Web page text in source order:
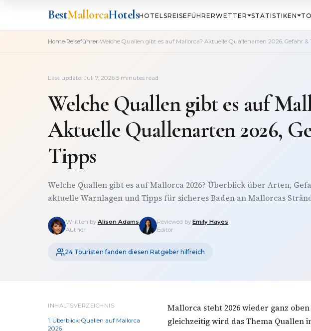
BestMallorcaHotelsHOTELSREISEFÜHRERWETTER STATISTIKEN
Home›Reiseführer›Welche Quallen gibt es auf Mallorca? Aktuelle Quallenarten 2026, Gefahr &
Last update: Juli 7, 2026·5 minutes read
Welche Quallen gibt es auf
Aktuelle Quallenarten 2026,
Tipps
Welche Quallen gibt es auf Mallorca 2026? Überblick über Arten,
aktuelle Warnlagen und Tipps für sicheres Baden an Mallorcas
Written by Alison Adams
Author
Reviewed by Emily Hayes
Editor
24 Touristen fanden diesen Ratgeber hilfreich
INHALTSVERZEICHNIS
1. Überblick: Quallen auf Mallorca
2026
Mallorca steht 2026 wieder ganz
gleichzeitig wird das Thema